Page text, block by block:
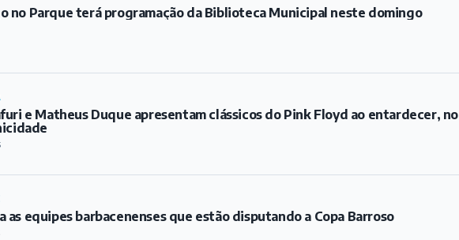
no Parque terá programação da Biblioteca Municipal neste domingo
e Matheus Duque apresentam clássicos do Pink Floyd ao entardecer, no
as equipes barbacenenses que estão disputando a Copa Barroso